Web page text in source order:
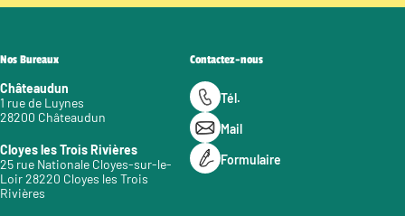
Nos Bureaux
Châteaudun
1 rue de Luynes
28200 Châteaudun
Cloyes les Trois Rivières
25 rue Nationale Cloyes-sur-le-
Loir 28220 Cloyes les Trois
Rivières
Contactez-nous
Tél.
Mail
Formulaire